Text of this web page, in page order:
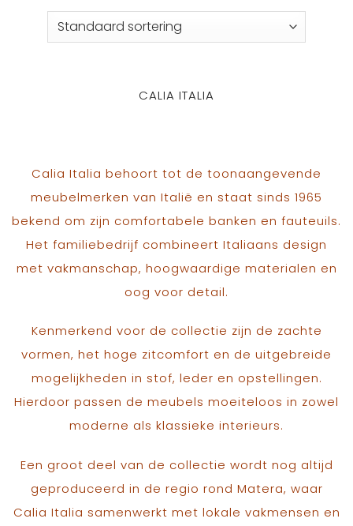
CALIA ITALIA
Calia Italia behoort tot de toonaangevende
meubelmerken van Italië en staat sinds 1965
bekend om zijn comfortabele banken en fauteuils.
Het familiebedrijf combineert Italiaans design
met vakmanschap, hoogwaardige materialen en
oog voor detail.
Kenmerkend voor de collectie zijn de zachte
vormen, het hoge zitcomfort en de uitgebreide
mogelijkheden in stof, leder en opstellingen.
Hierdoor passen de meubels moeiteloos in zowel
moderne als klassieke interieurs.
Een groot deel van de collectie wordt nog altijd
geproduceerd in de regio rond Matera, waar
Calia Italia samenwerkt met lokale vakmensen en